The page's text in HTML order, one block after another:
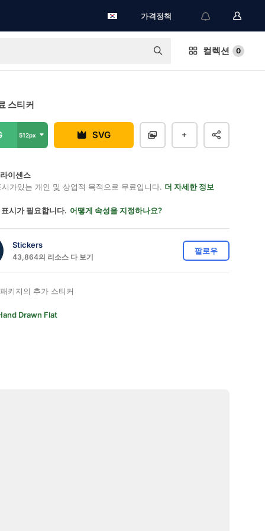
가격정책
컬렉션 0
스티커
512px SVG
이센스
가있는 개인 및 상업적 목적으로 무료입니다. 더 자세한 정보
시가 필요합니다. 어떻게 속성을 지정하나요?
Stickers
43,864의 리소스 다 보기
팔로우
키지의 추가 스티커
Drawn Flat